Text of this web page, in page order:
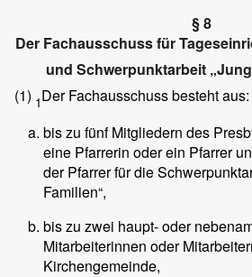
§ 8
Der Fachausschuss für
und Schwerpunktarbeit
(1) 1Der Fachausschuss besteht aus:
bis zu fünf Mitgliedern des
eine Pfarrerin oder ein Pfarrer
der Pfarrer für die
Familien“,
bis zu zwei haupt- oder
Mitarbeiterinnen oder
Kirchengemeinde,